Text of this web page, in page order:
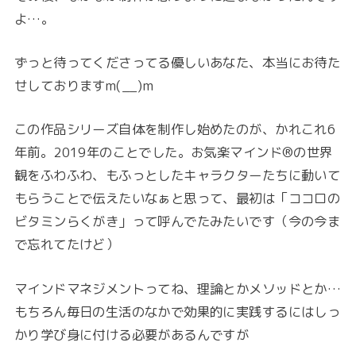
よ…。
ずっと待ってくださってる優しいあなた、本当にお待た
せしておりますm(__)m
この作品シリーズ自体を制作し始めたのが、かれこれ6
年前。2019年のことでした。お気楽マインド®の世界
観をふわふわ、もふっとしたキャラクターたちに動いて
もらうことで伝えたいなぁと思って、最初は「ココロの
ビタミンらくがき」って呼んでたみたいです（今の今ま
で忘れてたけど）
マインドマネジメントってね、理論とかメソッドとか…
もちろん毎日の生活のなかで効果的に実践するにはしっ
かり学び身に付ける必要があるんですが